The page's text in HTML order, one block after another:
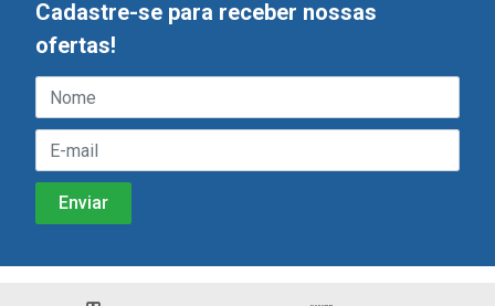
Cadastre-se para receber nossas
ofertas!